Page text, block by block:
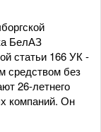
БелАЗ
статьи 166 УК -
средством без
26-летнего
компаний. Он